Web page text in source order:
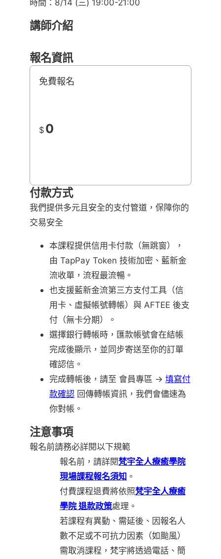
時間：8/14 (三) 19:00-21:00
講師介紹
報名資訊
免費報名
$ 0
付款方式
我們提供多元且安全的支付管道，保障你的
交易安全
本課程提供信用卡付款（無跳窗），
由 TapPay Token 技術加密、藍新金
流收單，流程最流暢。
也支援藍新金流第三方支付工具（信
用卡、虛擬帳號轉帳）與 AFTEE 後支
付（無卡分期）。
選擇銀行轉帳時，匯款帳號會在結帳
完成後顯示，並同步寄送至你的訂單
確認信。
完成轉帳後，請至 會員專區 → 填寫付
款確認 回傳轉帳資訊，我們會儘速為
你對帳。
注意事項
報名前請務必詳閱以下規範
報名前，請詳閱梵宇全人療癒學院
現場課程報名須知 。
付費課程退費將依照梵宇全人療癒
學院 退款政策處理。
若課程有異動、需延後、因報名人
數不足或不可抗力因素（如颱風）
需取消課程，梵宇將透過電話、簡